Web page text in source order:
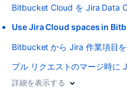
Bitbucket Cloud を Jira Data
Use Jira Cloud spaces in
Bitbucket から Jira 作業項目
プル リクエストのマージ時に
詳細を表示する